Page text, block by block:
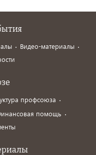
Видео-материалы
профсоюза
помощь